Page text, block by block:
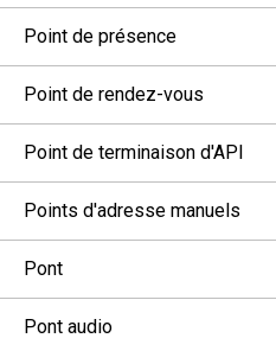
Point de présence
Point de rendez-vous
Point de terminaison d'API
Points d'adresse manuels
Pont
Pont audio